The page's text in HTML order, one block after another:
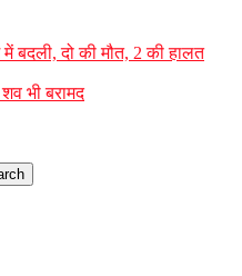
बदली, दो की मौत, 2 की हालत
भी बरामद